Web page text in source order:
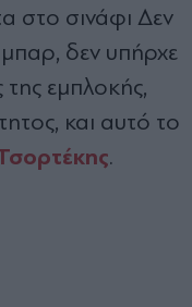
στο σινάφι Δεν
μπαρ, δεν υπήρχε
εμπλοκής,
και αυτό το
.